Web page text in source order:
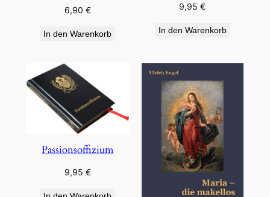
6,90 €
In den Warenkorb
9,95€
In den Warenkorb
Passionsoffizium
9,95 €